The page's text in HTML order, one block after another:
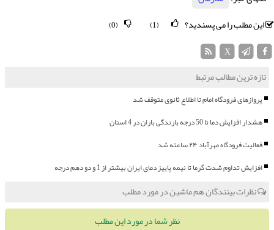
این مطلب را می پسندید؟
(0)
تازه ترین مطالب مرتبط
پروازهای فرودگاه امام تا اطلاع ثانوی متوقف شد
هشدار افزایش دما تا 50 درجه بارندگی باران در 4 استان
فعالیت فرودگاه مهرآباد ۲۴ ساعته شد
افزایش تداوم شدت گرما تا نیمه پاییز دمای ایران بیشتر از 1 و دو دهم درجه
نظرات بینندگان هم ماشین در مورد مطلب
نظر شما در مورد این مطلب